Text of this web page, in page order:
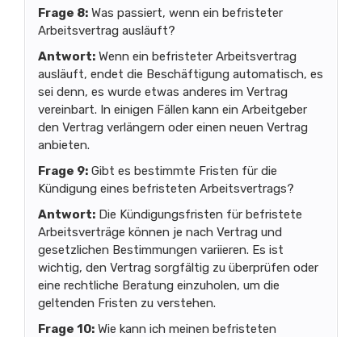
Frage 8: Was passiert, wenn ein befristeter
Arbeitsvertrag ausläuft?
Antwort: Wenn ein befristeter Arbeitsvertrag
ausläuft, endet die Beschäftigung automatisch, es
sei denn, es wurde etwas anderes im Vertrag
vereinbart. In einigen Fällen kann ein Arbeitgeber
den Vertrag verlängern oder einen neuen Vertrag
anbieten.
Frage 9: Gibt es bestimmte Fristen für die
Kündigung eines befristeten Arbeitsvertrags?
Antwort: Die Kündigungsfristen für befristete
Arbeitsverträge können je nach Vertrag und
gesetzlichen Bestimmungen variieren. Es ist
wichtig, den Vertrag sorgfältig zu überprüfen oder
eine rechtliche Beratung einzuholen, um die
geltenden Fristen zu verstehen.
Frage 10: Wie kann ich meinen befristeten